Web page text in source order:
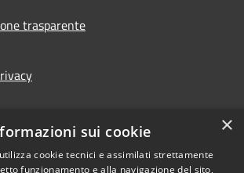
trasparente
di accessibilità
×
sui cookie
cookie tecnici e assimilati strettamente
funzionamento e alla navigazione del sito,